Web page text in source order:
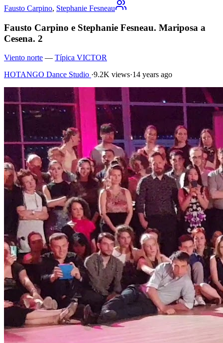
Fausto Carpino, Stephanie Fesneau
Fausto Carpino e Stephanie Fesneau. Mariposa a
Cesena. 2
Viento norte — Típica VICTOR
HOTANGO Dance Studio ·9.2K views·14 years ago